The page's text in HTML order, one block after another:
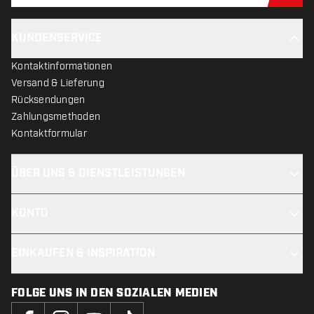
Kontaktinformationen
Versand & Lieferung
Rücksendungen
Zahlungsmethoden
Kontaktformular
FOLGE UNS IN DEN SOZIALEN MEDIEN